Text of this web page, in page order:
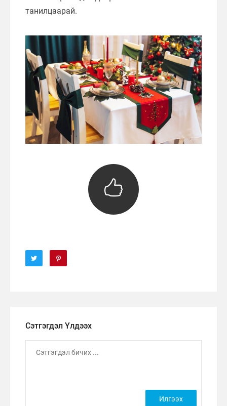
танилцаарай.
Сэтгэгдэл Үлдээх